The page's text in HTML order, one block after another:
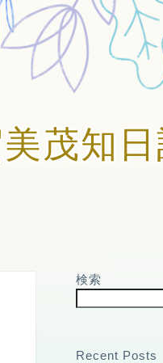
茂知日
検索
Recent Posts